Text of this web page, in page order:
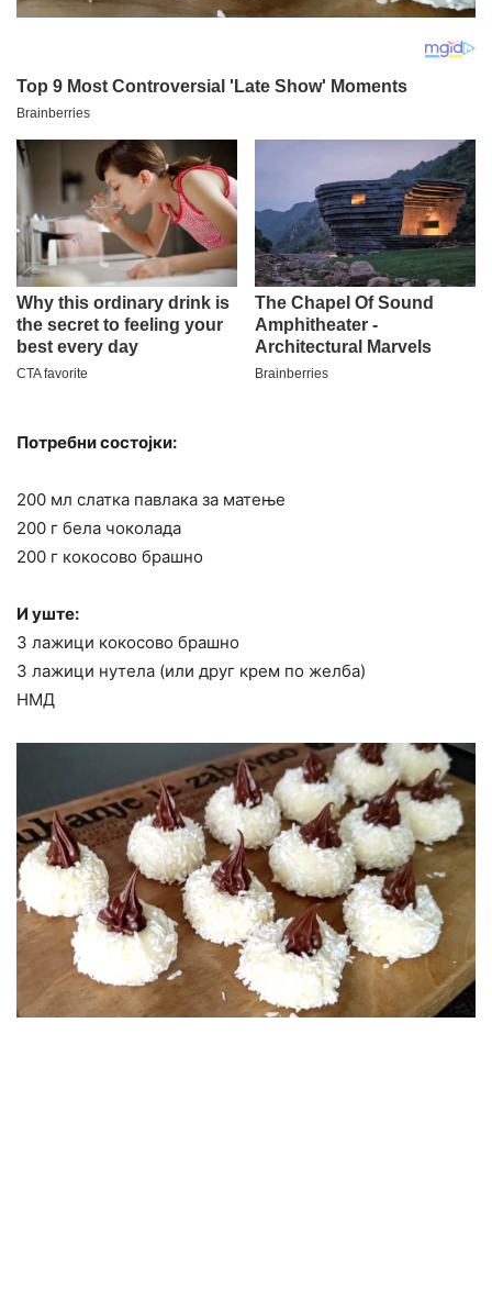
Потребни состојки:
200 мл слатка павлака за матење
200 г бела чоколада
200 г кокосово брашно
И уште:
3 лажици кокосово брашно
3 лажици нутела (или друг крем по желба)
НМД